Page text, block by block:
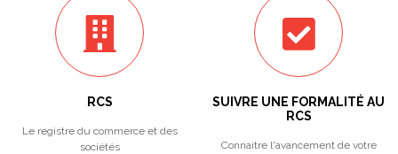
RCS
Le registre du commerce et des
sociétés
SUIVRE UNE FORMALITÉ AU
RCS
Connaitre l'avancement de votre